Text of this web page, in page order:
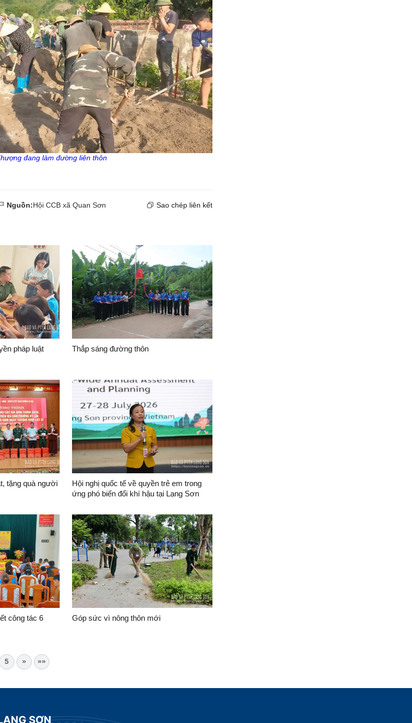
đang làm đường liên thôn
Nguồn:Hội CCB xã Quan Sơn Sao chép liên kết
pháp luật Thắp sáng đường thôn
tặng quà người
Hội nghị quốc tế về quyền trẻ em trong
ứng phó biến đổi khí hậu tại Lạng Sơn
công tác 6
Góp sức vì nông thôn mới
5 » »»
SƠN